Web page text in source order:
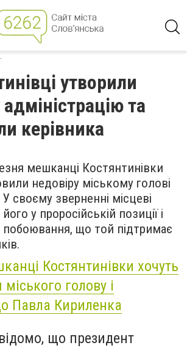
утворили
та
керівника
мешканці Костянтинівки
недовіру міському голові
своєму зверненні місцеві
у проросійській позиції і
що той підтримає
Костянтинівки хочуть
голову і
Павла Кириленка
що президент